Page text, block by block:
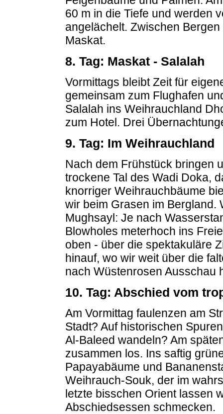
60 m in die Tiefe und werden
angelächelt. Zwischen
Maskat.
8. Tag: Maskat - Salalah
Vormittags bleibt Zeit für
gemeinsam zum Flughafen
Salalah ins Weihrauchland
zum Hotel. Drei
9. Tag: Im Weihrauchland
Nach dem Frühstück bringen
trockene Tal des Wadi Doka,
knorriger Weihrauchbäume
wir beim Grasen im Bergland.
Mughsayl: Je nach
Blowholes meterhoch ins
oben - über die spektakuläre
hinauf, wo wir weit über die
nach Wüstenrosen Ausschau
10. Tag: Abschied vom
Am Vormittag faulenzen am
Stadt? Auf historischen
Al-Baleed wandeln? Am
zusammen los. Ins saftig
Papayabäume und
Weihrauch-Souk, der im
letzte bisschen Orient lassen
Abschiedsessen schmecken.